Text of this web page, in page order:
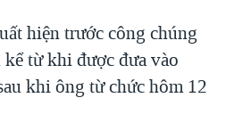
HẠ 'BÊN THẮNG CUỘC'
NAY
hiện trước công chúng
từ khi được đưa vào
khi ông từ chức hôm 12